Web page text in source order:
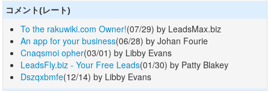
コメント(レート)
To the rakuwiki.com Owner!(07/29) by LeadsMax.biz
An app for your business(06/28) by Johan Fourie
Cnaqsmoi opher(03/01) by Libby Evans
LeadsFly.biz - Your Free Leads(01/30) by Patty Blakey
Dszqxbmfe(12/14) by Libby Evans